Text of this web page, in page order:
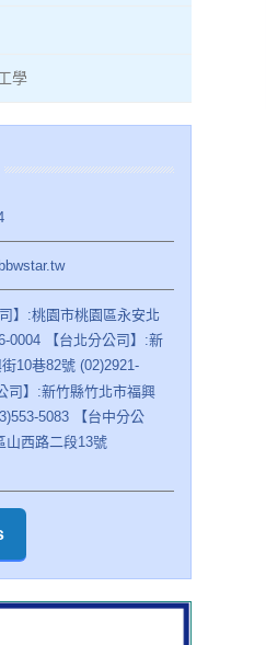
學
:桃園市桃園區永安北
0004 【台北分公司】:新
10巷82號 (02)2921-
司】:新竹縣竹北市福興
5083 【台中分公
山西路二段13號